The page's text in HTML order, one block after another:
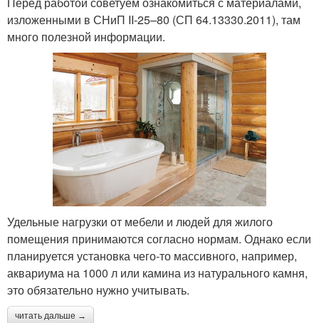
изложенными в СНиП II-25–80 (СП 64.13330.2011), там
много полезной информации.
Удельные нагрузки от мебели и людей для жилого
помещения принимаются согласно нормам. Однако если
планируется установка чего-то массивного, например,
аквариума на 1000 л или камина из натурального камня,
это обязательно нужно учитывать.
читать дальше →